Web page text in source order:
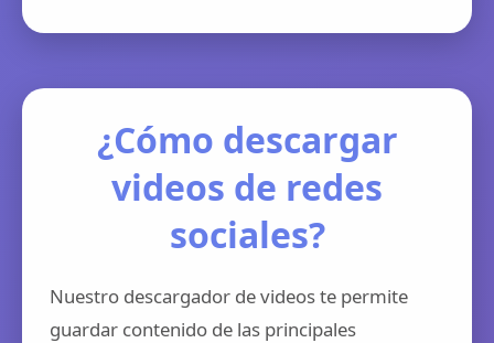
¿Cómo descargar
videos de redes
sociales?
Nuestro descargador de videos te permite
guardar contenido de las principales